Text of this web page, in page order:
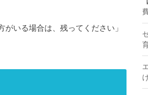
いる場合は、残ってください」